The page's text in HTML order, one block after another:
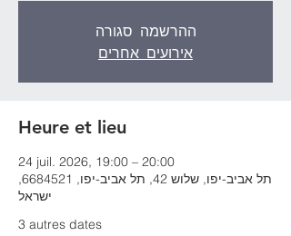
ההרשמה סגורה
אירועים אחרים
Heure et lieu
24 juil. 2026, 19:00 – 20:00
תל אביב-יפו, שלוש 42, תל אביב-יפו, 6684521,
ישראל
3 autres dates